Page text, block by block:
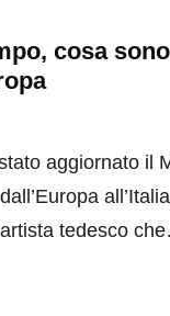
cosa
aggiornato il
tedesco